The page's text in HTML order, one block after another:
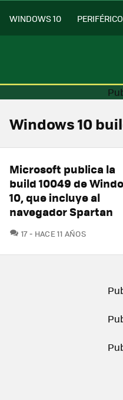
WINDOWS 10
Windows 10
Microsoft publica la
build 10049 de
10, que incluye al
navegador Spartan
17COMENTARIOS
HACE 11 AÑOS